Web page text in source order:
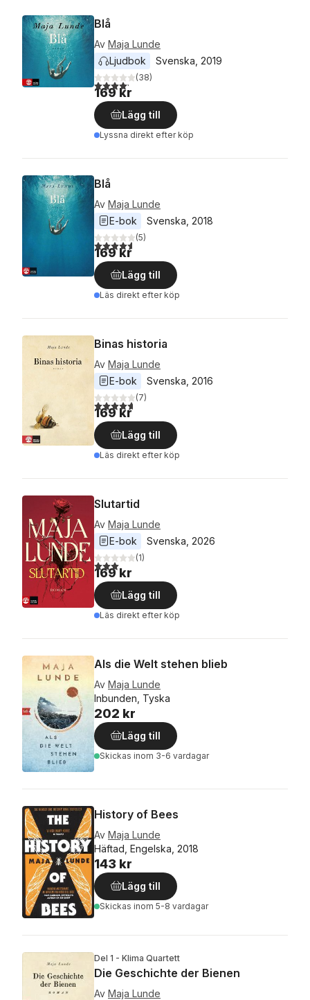
Blå
Av Maja Lunde
Ljudbok
Svenska 2019
4,2utav 5 stjärnor. Totalt antal röster:
(38)
169 kr
Lägg till
Lyssna direkt efter köp
Blå
Av Maja Lunde
E-bok
Svenska 2018
4,6utav 5 stjärnor. Totalt antal röster:
(5)
169 kr
Lägg till
Läs direkt efter köp
Binas historia
Av Maja Lunde
E-bok
Svenska 2016
4,7utav 5 stjärnor. Totalt antal röster:
(7)
169 kr
Lägg till
Läs direkt efter köp
Slutartid
Av Maja Lunde
E-bok
Svenska 2026
3,0utav 5 stjärnor. Totalt antal röster:
(1)
169 kr
Lägg till
Läs direkt efter köp
Als die Welt stehen blieb
Av Maja Lunde
Inbunden, Tyska
202 kr
Lägg till
Skickas inom 3-6 vardagar
History of Bees
Av Maja Lunde
Häftad, Engelska, 2018
143 kr
Lägg till
Skickas inom 5-8 vardagar
Del 1 - Klima Quartett
Die Geschichte der Bienen
Av Maja Lunde